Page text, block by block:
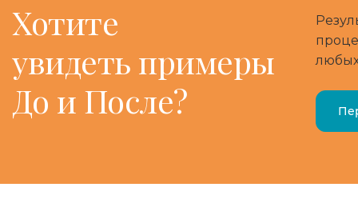
Хотите
увидеть примеры
До и После?